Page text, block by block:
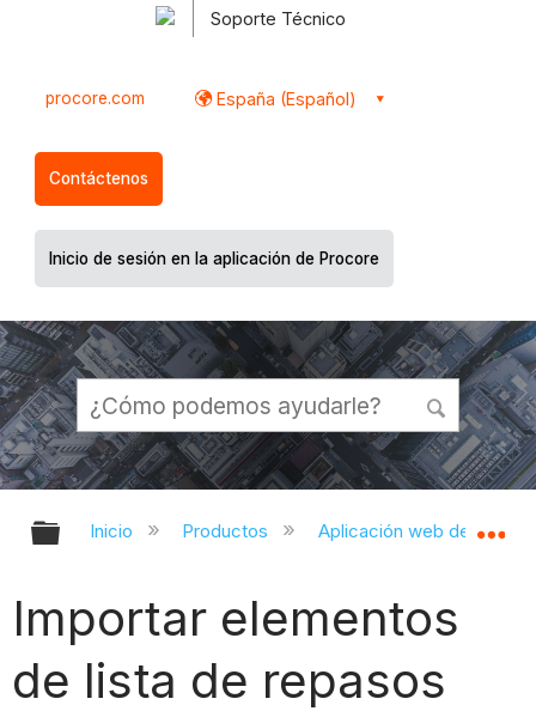
Soporte Técnico
procore.com España (Español)
Contáctenos
Inicio de sesión en la aplicación de Procore
Expandir/contraer jerarquía global
Inicio Productos Aplicación web de
Importar elementos
de lista de repasos